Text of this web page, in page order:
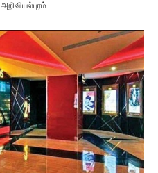
அறிவியல்புரம்